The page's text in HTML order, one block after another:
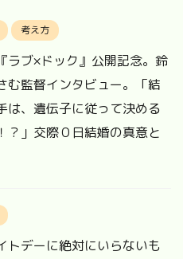
考え方
ラブ×ドック』公開記念。鈴
む監督インタビュー。「結
は、遺伝子に従って決める
？」交際０日結婚の真意と
トデーに絶対にいらないも